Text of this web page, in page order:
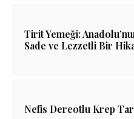
Tirit Yemeği:
Sade ve Lezzetli Bir
Nefis Dereotlu Krep